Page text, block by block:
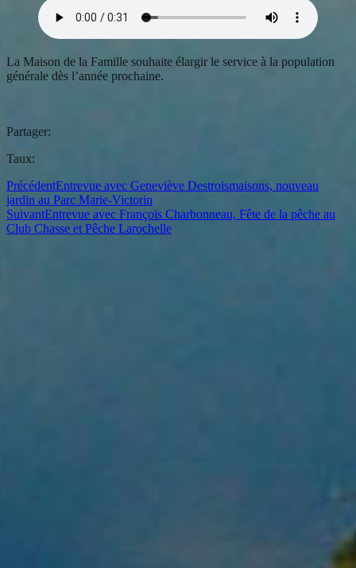
La Maison de la Famille souhaite élargir le service à la population
générale dès l’année prochaine.
Partager:
Taux:
PrécédentEntrevue avec Geneviève Destroismaisons, nouveau
jardin au Parc Marie-Victorin
SuivantEntrevue avec François Charbonneau, Fête de la pêche au
Club Chasse et Pêche Larochelle